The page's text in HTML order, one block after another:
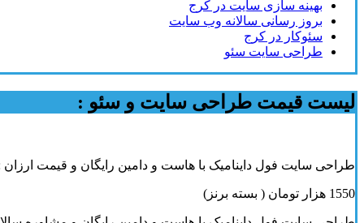
بهینه سازی سایت در کرج
بروز رسانی سالانه وب سایت
سئوکار در کرج
طراحی سایت سئو
لیست قیمت طراحی سایت و سئو :
طراحی سایت فول داینامیک با هاست و دامین رایگان و قیمت ارزان
1550 هزار تومان ( بسته برنز)